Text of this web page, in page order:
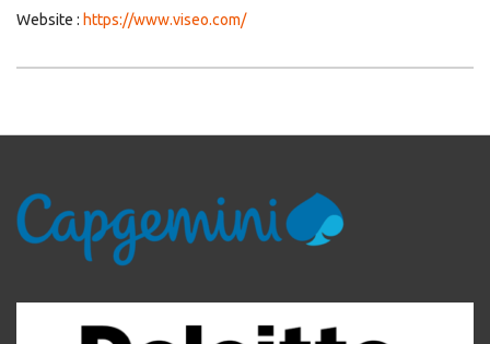
Website : https://www.viseo.com/